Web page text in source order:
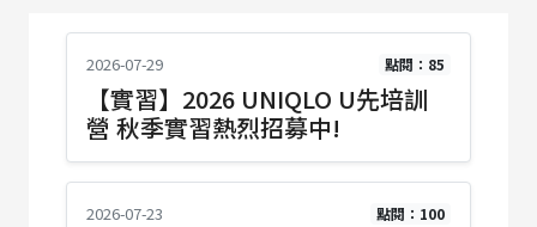
2026-07-29 點閱：85
【實習】2026 UNIQLO U先培訓
營 秋季實習熱烈招募中!
2026-07-23 點閱：100